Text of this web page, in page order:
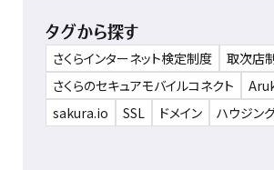
タグから探す
さくらインターネット検定制度 取次店
さくらのセキュアモバイルコネクト
sakura.io
SSL ドメイン ハウジン